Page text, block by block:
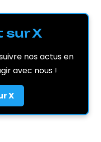
sur X
nos actus en
avec nous !
X